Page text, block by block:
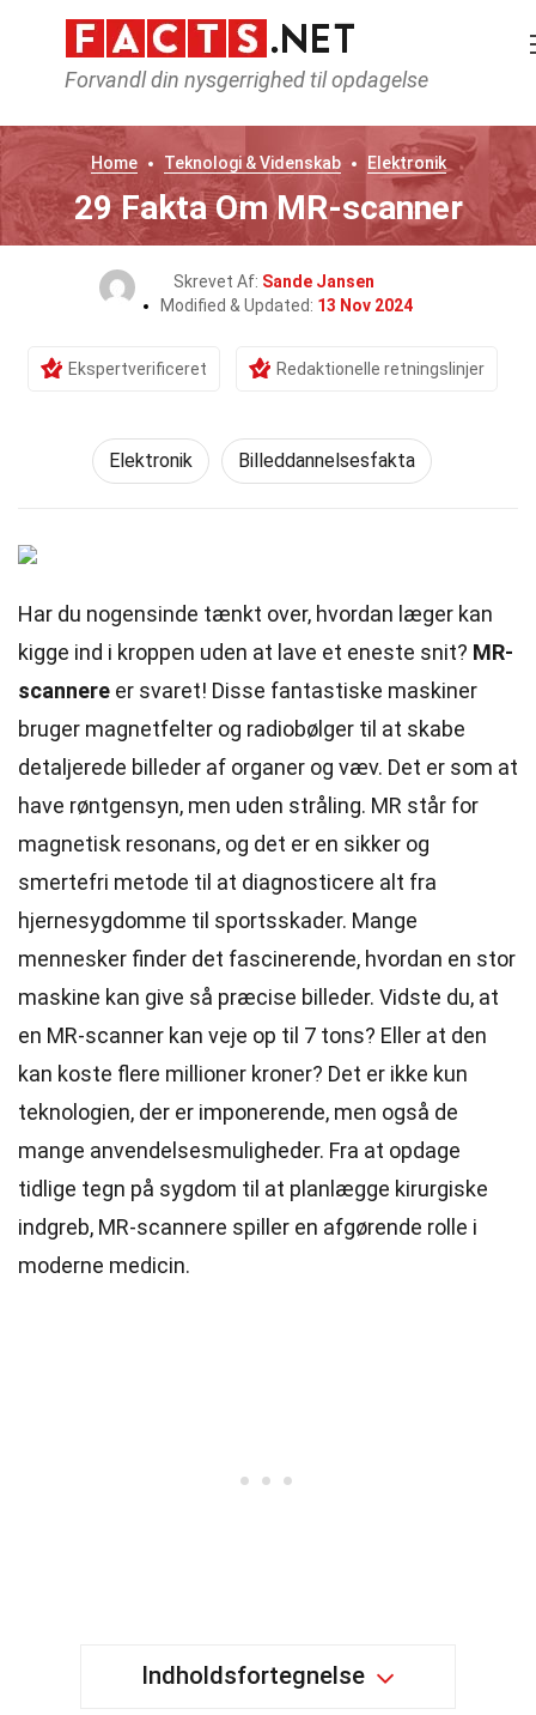
Forvandl din nysgerrighed til opdagelse
Home Teknologi & Videnskab Elektronik
29 Fakta Om MR-scanner
Skrevet Af: Sande Jansen
Modified & Updated: 13 Nov 2024
Ekspertverificeret Redaktionelle retningslinjer
Elektronik Billeddannelsesfakta
Har du nogensinde tænkt over, hvordan læger kan
kigge ind i kroppen uden at lave et eneste snit? MR-
scannere er svaret! Disse fantastiske maskiner
bruger magnetfelter og radiobølger til at skabe
detaljerede billeder af organer og væv. Det er som at
have røntgensyn, men uden stråling. MR står for
magnetisk resonans, og det er en sikker og
smertefri metode til at diagnosticere alt fra
hjernesygdomme til sportsskader. Mange
mennesker finder det fascinerende, hvordan en stor
maskine kan give så præcise billeder. Vidste du, at
en MR-scanner kan veje op til 7 tons? Eller at den
kan koste flere millioner kroner? Det er ikke kun
teknologien, der er imponerende, men også de
mange anvendelsesmuligheder. Fra at opdage
tidlige tegn på sygdom til at planlægge kirurgiske
indgreb, MR-scannere spiller en afgørende rolle i
moderne medicin.
Indholdsfortegnelse